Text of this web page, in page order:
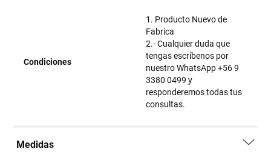
Condiciones
1. Producto Nuevo de
Fabrica
2.- Cualquier duda que
tengas escríbenos por
nuestro WhatsApp +56 9
3380 0499 y
responderemos todas tus
consultas.
Medidas